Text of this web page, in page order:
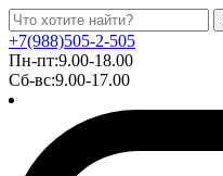
+7(988)505-2-505
Пн-пт:9.00-18.00
Сб-вс:9.00-17.00